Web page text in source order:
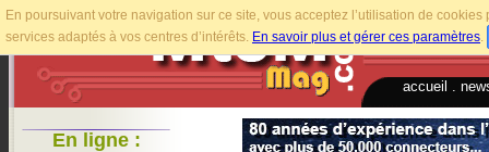
En poursuivant votre navigation sur ce site, vous acceptez l’utilisation de
services adaptés à vos centres d’intérêts. En savoir plus et gérer ces paramètres.
accueil
En ligne :